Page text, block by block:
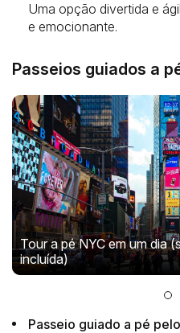
Uma opção divertida e
e emocionante.
Passeios guiados a
Tour a pé NYC em um dia
incluída)
Passeio guiado a pé